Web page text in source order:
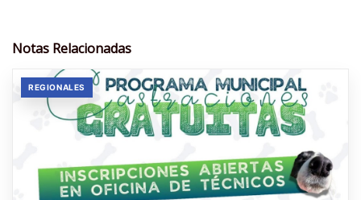
Notas Relacionadas
REGIONALES